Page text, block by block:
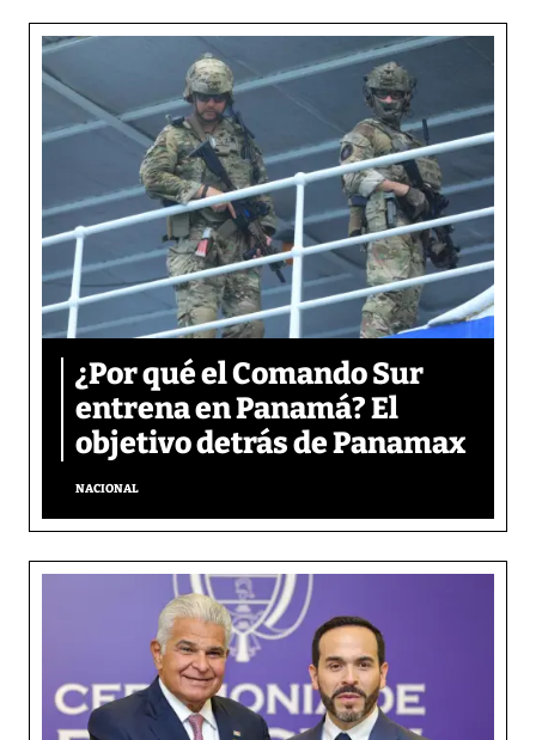
¿Por qué el Comando Sur
entrena en Panamá? El
objetivo detrás de Panamax
NACIONAL